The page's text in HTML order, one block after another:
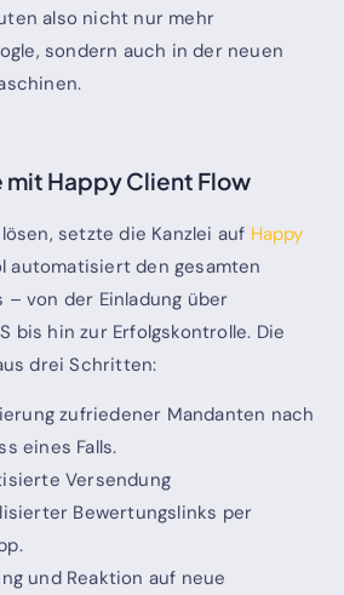
also nicht nur mehr
sondern auch in der neuen
mit Happy Client Flow
setzte die Kanzlei auf Happy
automatisiert den gesamten
– von der Einladung über
bis hin zur Erfolgskontrolle. Die
drei Schritten:
zufriedener Mandanten nach
eines Falls.
Versendung
Bewertungslinks per
und Reaktion auf neue